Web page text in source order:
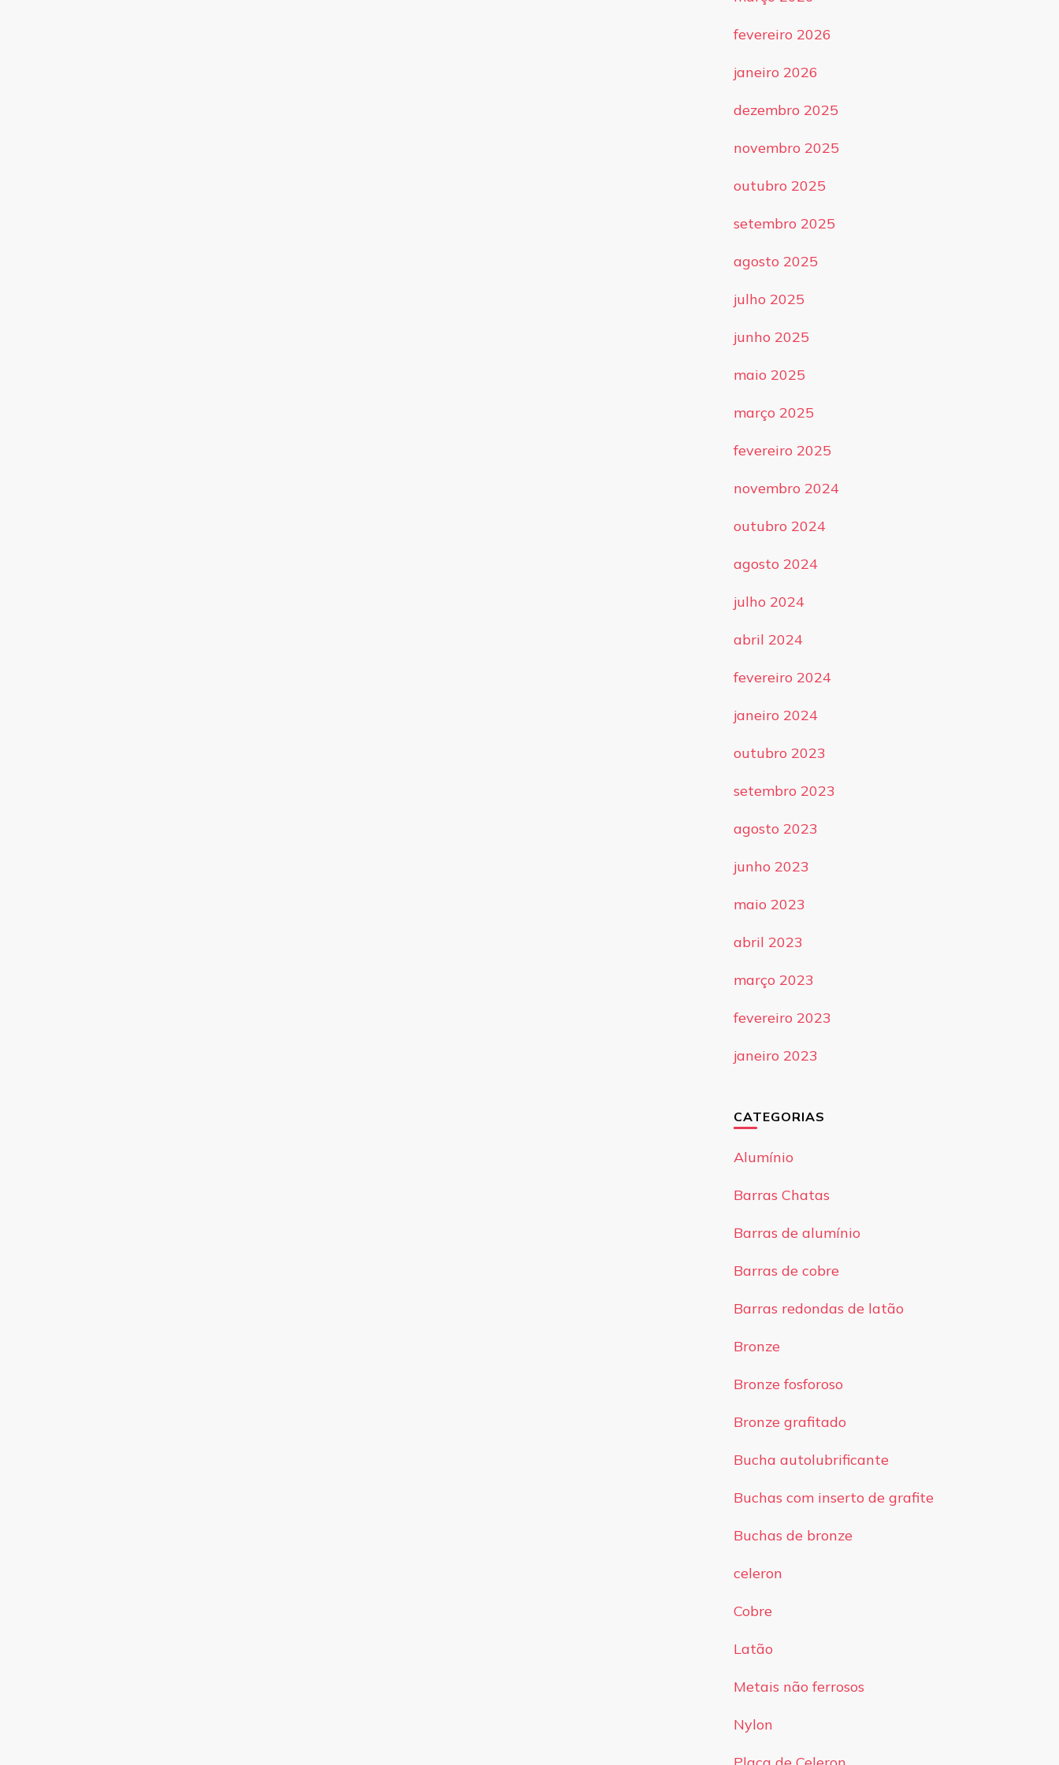
fevereiro 2026
janeiro 2026
dezembro 2025
novembro 2025
outubro 2025
setembro 2025
agosto 2025
julho 2025
junho 2025
maio 2025
março 2025
fevereiro 2025
novembro 2024
outubro 2024
agosto 2024
julho 2024
abril 2024
fevereiro 2024
janeiro 2024
outubro 2023
setembro 2023
agosto 2023
junho 2023
maio 2023
abril 2023
março 2023
fevereiro 2023
janeiro 2023
CATEGORIAS
Alumínio
Barras Chatas
Barras de alumínio
Barras de cobre
Barras redondas de latão
Bronze
Bronze fosforoso
Bronze grafitado
Bucha autolubrificante
Buchas com inserto de grafite
Buchas de bronze
celeron
Cobre
Latão
Metais não ferrosos
Nylon